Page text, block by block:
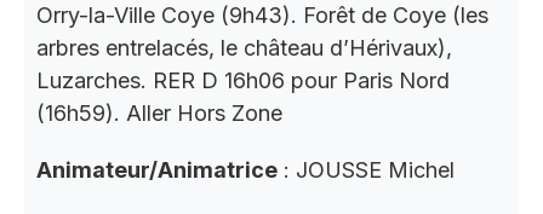
Orry-la-Ville Coye (9h43). Forêt de Coye (les
arbres entrelacés, le château d’Hérivaux),
Luzarches. RER D 16h06 pour Paris Nord
(16h59). Aller Hors Zone
Animateur/Animatrice : JOUSSE Michel